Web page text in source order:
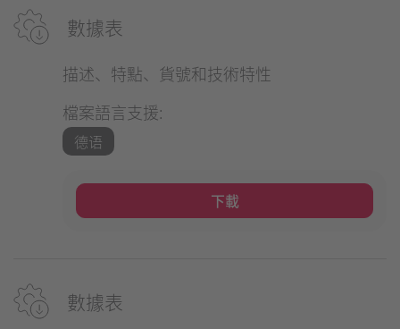
數據表
描述、特點、貨號和技術特性
檔案語言支援:
德语
下載
數據表